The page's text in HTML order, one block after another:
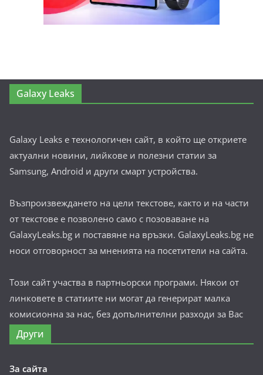
Galaxy Leaks
Galaxy Leaks е технологичен сайт, в който ще откриете
актуални новини, лийкове и полезни статии за
Samsung, Android и други смарт устройства.
Възпроизвеждането на цели текстове, както и на части
от текстове е позволено само с позоваване на
GalaxyLeaks.bg и поставяне на връзки. GalaxyLeaks.bg не
носи отговорност за мненията на посетители на сайта.
Този сайт участва в партньорски програми. Някои от
линковете в статиите ни могат да генерират малка
комисионна за нас, без допълнителни разходи за Вас
Други
За сайта